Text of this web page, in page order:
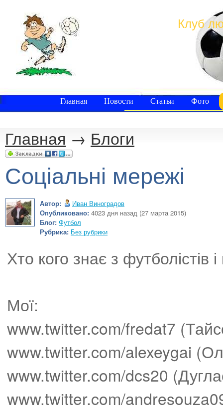
Клуб
Главная Новости Статьи Фото
Главная → Блоги
Соціальні мережі
Автор:
Иван Виноградов
Опубликовано: 4023 дня назад (27 марта 2015)
Блог: Футбол
Рубрика: Без рубрики
Хто кого знає з футболістів
Мої:
www.twitter.com/fredat7
www.twitter.com/alexeygai
www.twitter.com/dcs20
www.twitter.com/